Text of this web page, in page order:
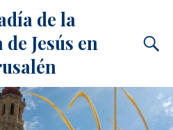
de la
Jesús en